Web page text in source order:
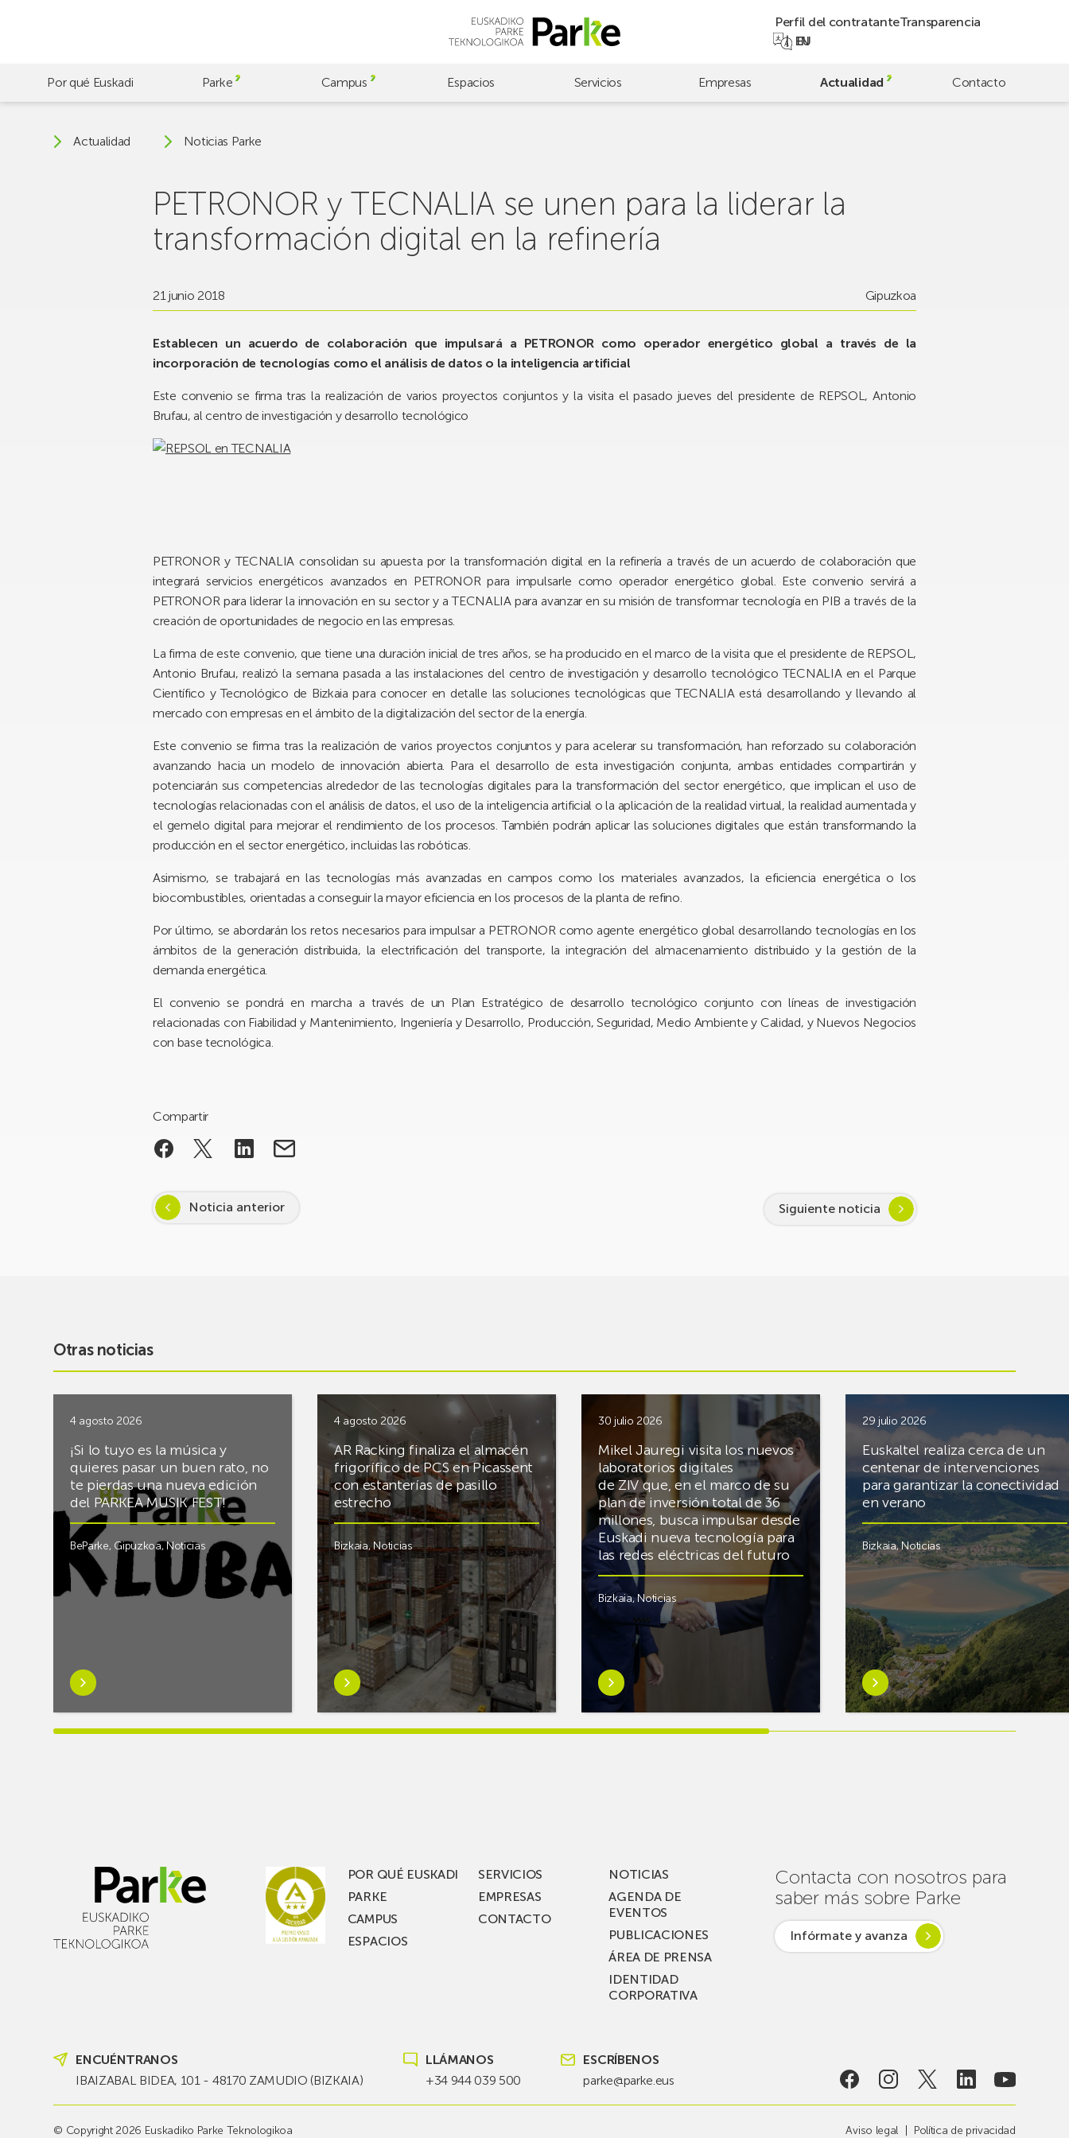
Perfil del contratanteTransparencia
EU
EN
Por qué Euskadi Parke Campus Espacios Servicios Empresas Actualidad Contacto
Actualidad Noticias Parke
PETRONOR y TECNALIA se unen para la liderar la
transformación digital en la refinería
21 junio 2018 Gipuzkoa
Establecen un acuerdo de colaboración que impulsará a PETRONOR como operador energético global a través de la
incorporación de tecnologías como el análisis de datos o la inteligencia artificial
Este convenio se firma tras la realización de varios proyectos conjuntos y la visita el pasado jueves del presidente de REPSOL, Antonio
Brufau, al centro de investigación y desarrollo tecnológico
PETRONOR y TECNALIA consolidan su apuesta por la transformación digital en la refinería a través de un acuerdo de colaboración que
integrará servicios energéticos avanzados en PETRONOR para impulsarle como operador energético global. Este convenio servirá a
PETRONOR para liderar la innovación en su sector y a TECNALIA para avanzar en su misión de transformar tecnología en PIB a través de la
creación de oportunidades de negocio en las empresas.
La firma de este convenio, que tiene una duración inicial de tres años, se ha producido en el marco de la visita que el presidente de REPSOL,
Antonio Brufau, realizó la semana pasada a las instalaciones del centro de investigación y desarrollo tecnológico TECNALIA en el Parque
Científico y Tecnológico de Bizkaia para conocer en detalle las soluciones tecnológicas que TECNALIA está desarrollando y llevando al
mercado con empresas en el ámbito de la digitalización del sector de la energía.
Este convenio se firma tras la realización de varios proyectos conjuntos y para acelerar su transformación, han reforzado su colaboración
avanzando hacia un modelo de innovación abierta. Para el desarrollo de esta investigación conjunta, ambas entidades compartirán y
potenciarán sus competencias alrededor de las tecnologías digitales para la transformación del sector energético, que implican el uso de
tecnologías relacionadas con el análisis de datos, el uso de la inteligencia artificial o la aplicación de la realidad virtual, la realidad aumentada y
el gemelo digital para mejorar el rendimiento de los procesos. También podrán aplicar las soluciones digitales que están transformando la
producción en el sector energético, incluidas las robóticas.
Asimismo, se trabajará en las tecnologías más avanzadas en campos como los materiales avanzados, la eficiencia energética o los
biocombustibles, orientadas a conseguir la mayor eficiencia en los procesos de la planta de refino.
Por último, se abordarán los retos necesarios para impulsar a PETRONOR como agente energético global desarrollando tecnologías en los
ámbitos de la generación distribuida, la electrificación del transporte, la integración del almacenamiento distribuido y la gestión de la
demanda energética.
El convenio se pondrá en marcha a través de un Plan Estratégico de desarrollo tecnológico conjunto con líneas de investigación
relacionadas con Fiabilidad y Mantenimiento, Ingeniería y Desarrollo, Producción, Seguridad, Medio Ambiente y Calidad, y Nuevos Negocios
con base tecnológica.
Compartir
Noticia anterior Siguiente noticia
Otras noticias
4 agosto 2026
¡Si lo tuyo es la música y
quieres pasar un buen rato, no
te pierdas una nueva edición
del PARKEA MUSIK FEST!
BeParke, Gipuzkoa,Noticias
Saber
más
sobre¡Si
lo
pasar
buen
rato,
no
del
PARKEA
4 agosto 2026
AR Racking finaliza el almacén
frigorífico de PCS en Picassent
con estanterías de pasillo
estrecho
Bizkaia,Noticias
Saber
más
sobreAR
Racking
estanterías
30 julio 2026
Mikel Jauregi visita los nuevos
laboratorios digitales
de ZIV que, en el marco de su
plan de inversión total de 36
millones, busca impulsar desde
Euskadi nueva tecnología para
las redes eléctricas del futuro
Bizkaia,Noticias
Saber
más
sobreMikel
Jauregi
de su
inversión total de
36
millones, busca impulsar desde
las
redes
29 julio 2026
Euskaltel realiza cerca de un
centenar de intervenciones
para garantizar la conectividad
en verano
Bizkaia,Noticias
Saber
más
sobreEuskaltel
realiza
garantizar
la
conectividad
en
POR QUÉ EUSKADI
PARKE
CAMPUS
ESPACIOS
SERVICIOS
EMPRESAS
CONTACTO
NOTICIAS
AGENDA DE
EVENTOS
PUBLICACIONES
ÁREA DE PRENSA
IDENTIDAD
CORPORATIVA
Contacta con nosotros para
saber más sobre Parke
Infórmate y avanza
ENCUÉNTRANOS
IBAIZABAL BIDEA, 101 - 48170 ZAMUDIO (BIZKAIA)
LLÁMANOS
+34 944 039 500
ESCRÍBENOS
parke@parke.eus
© Copyright 2026 Euskadiko Parke Teknologikoa Aviso legal Política de privacidad